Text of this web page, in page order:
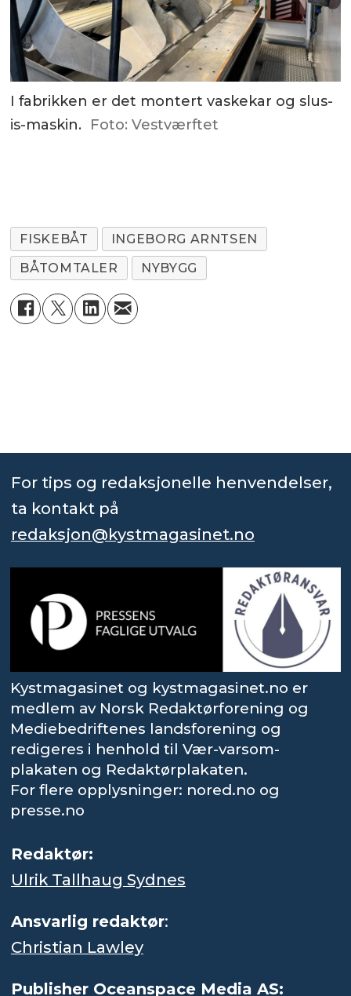
I fabrikken er det montert vaskekar og slus-
is-maskin. Foto: Vestværftet
FISKEBÅT
INGEBORG ARNTSEN
BÅTOMTALER
NYBYGG
For tips og redaksjonelle henvendelser,
ta kontakt på
redaksjon@kystmagasinet.no
Kystmagasinet og kystmagasinet.no er
medlem av Norsk Redaktørforening og
Mediebedriftenes landsforening og
redigeres i henhold til Vær-varsom-
plakaten og Redaktørplakaten.
For flere opplysninger: nored.no og
presse.no
Redaktør:
Ulrik Tallhaug Sydnes
Ansvarlig redaktør:
Christian Lawley
Publisher Oceanspace Media AS: